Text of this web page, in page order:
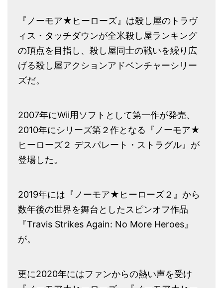
『ノーモア★ヒーローズ』は殺し屋のトラヴ
ィス・タッチダウンが全米殺し屋ランキング
の頂点を目指し、殺し屋同士の戦いを繰り広
げる殺し屋アクションアドベンチャーシリー
ズだ。
2007年にWii用ソフトとして第一作が発売、
2010年にシリーズ第２作となる『ノーモア★
ヒーローズ２ デスパレート・ストラグル』が
登場した。
2019年には『ノーモア★ヒーローズ２』から
数年後の世界を舞台としたスピンオフ作品
『Travis Strikes Again: No More Heroes』
が。
更に2020年にはファンからの熱い声を受け